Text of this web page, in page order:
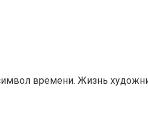
времени. Жизнь